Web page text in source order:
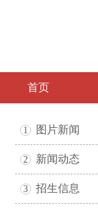
首页
1 图片新闻
2 新闻动态
3 招生信息